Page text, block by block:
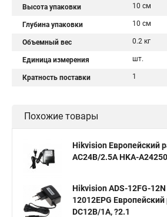
Высота упаковки 10 см
Глубина упаковки 10 см
Объемный вес 0.2 кг
Единица измерения шт.
Кратность поставки 1
Похожие товары
Hikvision Европейский
AC24В/2.5A HKA-
Hikvision ADS-12FG-12N
12012EPG
DC12В/1A, ?2.1